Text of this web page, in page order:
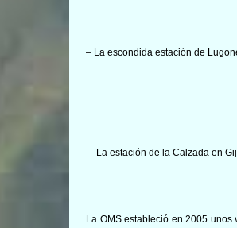
– La escondida estación de
– La estación de la Calzada en
La OMS estableció en 2005